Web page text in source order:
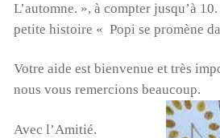
L’automne. », à compter jusqu’à
petite histoire « Popi se promène
Votre aide est bienvenue et très
nous vous remercions beaucoup.
Avec l’Amitié.